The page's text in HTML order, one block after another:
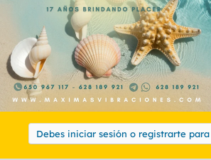
Debes iniciar sesión o registrarte